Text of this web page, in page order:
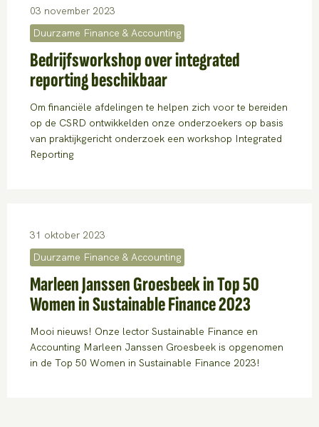
03 november 2023
Duurzame Finance & Accounting
Bedrijfsworkshop over integrated
reporting beschikbaar
Om financiële afdelingen te helpen zich voor te bereiden
op de CSRD ontwikkelden onze onderzoekers op basis
van praktijkgericht onderzoek een workshop Integrated
Reporting
31 oktober 2023
Duurzame Finance & Accounting
Marleen Janssen Groesbeek in Top 50
Women in Sustainable Finance 2023
Mooi nieuws! Onze lector Sustainable Finance en
Accounting Marleen Janssen Groesbeek is opgenomen
in de Top 50 Women in Sustainable Finance 2023!